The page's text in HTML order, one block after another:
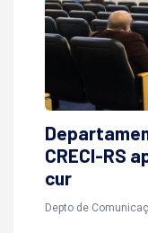
CRECI-RS
cur
Depto de